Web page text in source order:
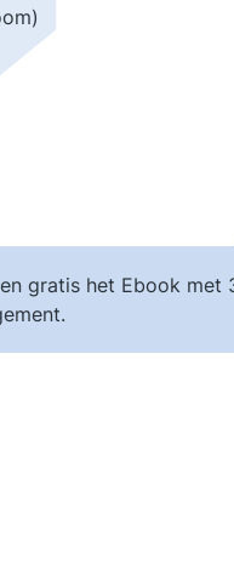
gratis het Ebook met